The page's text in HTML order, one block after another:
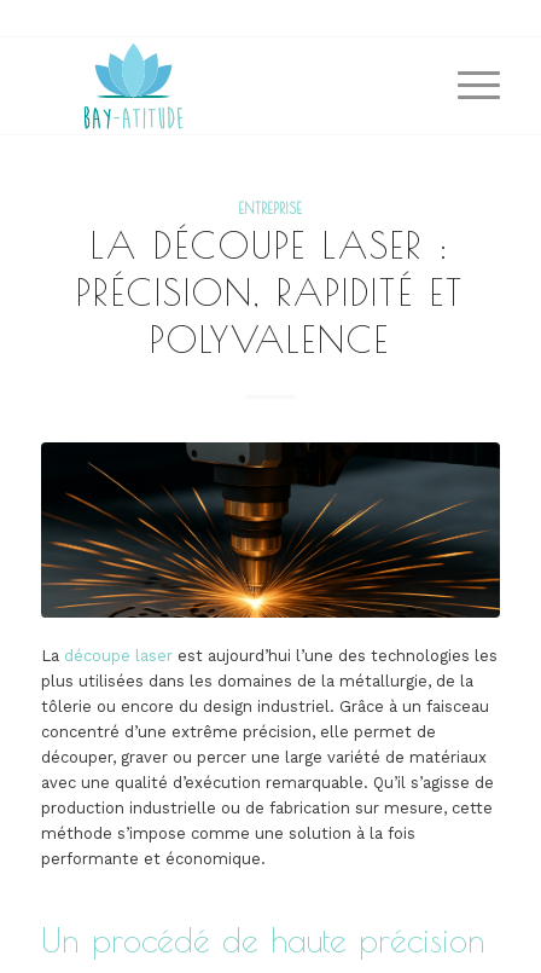
ENTREPRISE
LA DÉCOUPE LASER :
PRÉCISION, RAPIDITÉ ET
POLYVALENCE
La découpe laserest aujourd’hui l’une des technologies les
plus utilisées dans les domaines de la métallurgie, de la
tôlerie ou encore du design industriel. Grâce à un faisceau
concentré d’une extrême précision, elle permet de
découper, graver ou percer une large variété de matériaux
avec une qualité d’exécution remarquable. Qu’il s’agisse de
production industrielle ou de fabrication sur mesure, cette
méthode s’impose comme une solution à la fois
performante et économique.
Un procédé de haute précision